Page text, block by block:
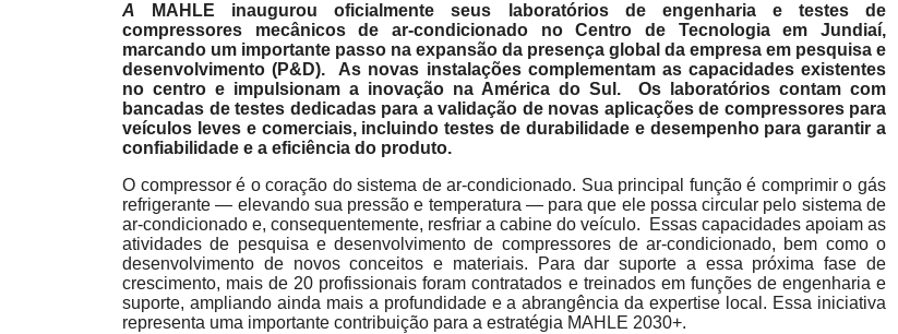
A MAHLE inaugurou oficialmente seus laboratórios de engenharia e testes de
compressores mecânicos de ar-condicionado no Centro de Tecnologia em Jundiaí,
marcando um importante passo na expansão da presença global da empresa em pesquisa e
desenvolvimento (P&D). As novas instalações complementam as capacidades existentes
no centro e impulsionam a inovação na América do Sul. Os laboratórios contam com
bancadas de testes dedicadas para a validação de novas aplicações de compressores para
veículos leves e comerciais, incluindo testes de durabilidade e desempenho para garantir a
confiabilidade e a eficiência do produto.
O compressor é o coração do sistema de ar-condicionado. Sua principal função é comprimir o gás
refrigerante — elevando sua pressão e temperatura — para que ele possa circular pelo sistema de
ar-condicionado e, consequentemente, resfriar a cabine do veículo. Essas capacidades apoiam as
atividades de pesquisa e desenvolvimento de compressores de ar-condicionado, bem como o
desenvolvimento de novos conceitos e materiais. Para dar suporte a essa próxima fase de
crescimento, mais de 20 profissionais foram contratados e treinados em funções de engenharia e
suporte, ampliando ainda mais a profundidade e a abrangência da expertise local. Essa iniciativa
representa uma importante contribuição para a estratégia MAHLE 2030+.